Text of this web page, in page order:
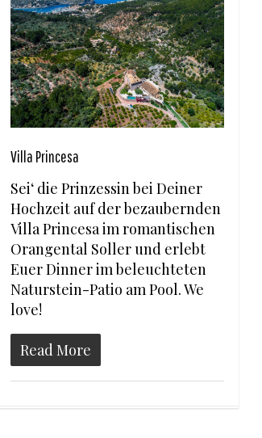
Villa Princesa
Sei‘ die Prinzessin bei Deiner
Hochzeit auf der bezaubernden
Villa Princesa im romantischen
Orangental Soller und erlebt
Euer Dinner im beleuchteten
Naturstein-Patio am Pool. We
love!
Read More